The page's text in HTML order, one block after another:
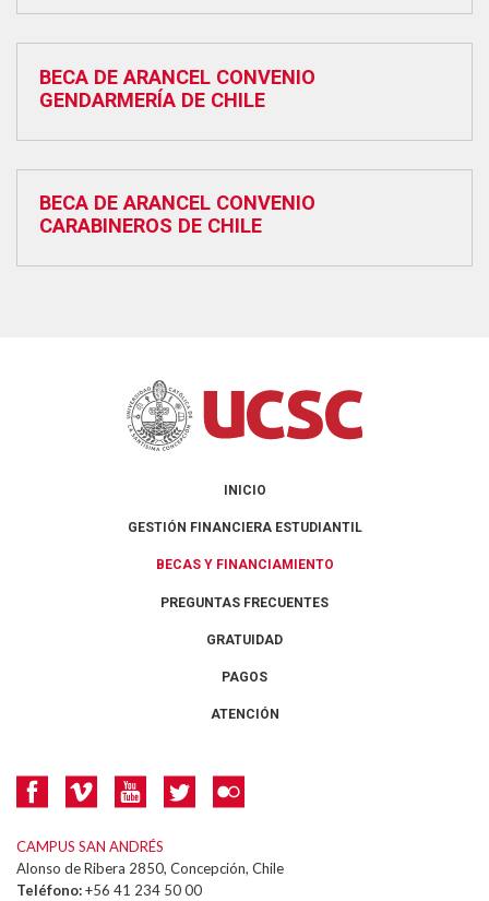
BECA DE ARANCEL CONVENIO
GENDARMERÍA DE CHILE
BECA DE ARANCEL CONVENIO
CARABINEROS DE CHILE
INICIO
GESTIÓN FINANCIERA ESTUDIANTIL
BECAS Y FINANCIAMIENTO
PREGUNTAS FRECUENTES
GRATUIDAD
PAGOS
ATENCIÓN
CAMPUS SAN ANDRÉS
Alonso de Ribera 2850, Concepción, Chile
Teléfono:+56 41 234 50 00